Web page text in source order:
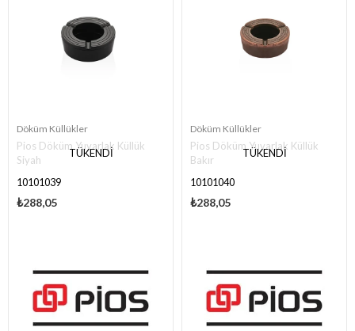
TÜKENDI
Döküm Küllükler
Pios Döküm Yuvarlak Küllük
Siyah
10101039
₺288,05
TÜKENDI
Döküm Küllükler
Pios Döküm Yuvarlak Küllük
Bakır
10101040
₺288,05